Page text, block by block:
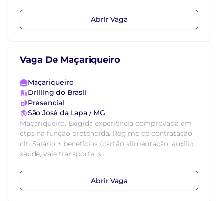
Abrir Vaga
Vaga De Maçariqueiro
Maçariqueiro
Drilling do Brasil
Presencial
São José da Lapa / MG
Maçariqueiro. Exigida experiência comprovada em
ctps na função pretendida. Regime de contratação
clt. Salário + benefícios (cartão alimentação, auxílio
saúde, vale transporte, s...
Abrir Vaga